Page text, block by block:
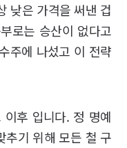
낮은 가격을 써낸 겁
로는 승산이 없다고
주에 나섰고 이 전략
후 입니다. 정 명예
추기 위해 모든 철 구